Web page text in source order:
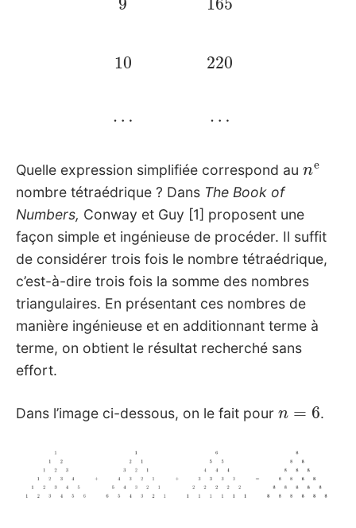
10 220
… …
Quelle expression simplifiée correspond au
e
nombre tétraédrique ? Dans The Book of
Numbers, Conway et Guy [1] proposent une
façon simple et ingénieuse de procéder. Il suffit
de considérer trois fois le nombre tétraédrique,
c’est-à-dire trois fois la somme des nombres
triangulaires. En présentant ces nombres de
manière ingénieuse et en additionnant terme à
terme, on obtient le résultat recherché sans
effort.
Dans l’image ci-dessous, on le fait pour .